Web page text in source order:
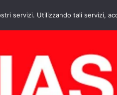
HOME
servizi. Utilizzando tali servizi,